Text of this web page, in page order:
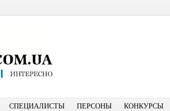
СПЕЦИАЛИСТЫ ПЕРСОНЫ КОНКУРСЫ